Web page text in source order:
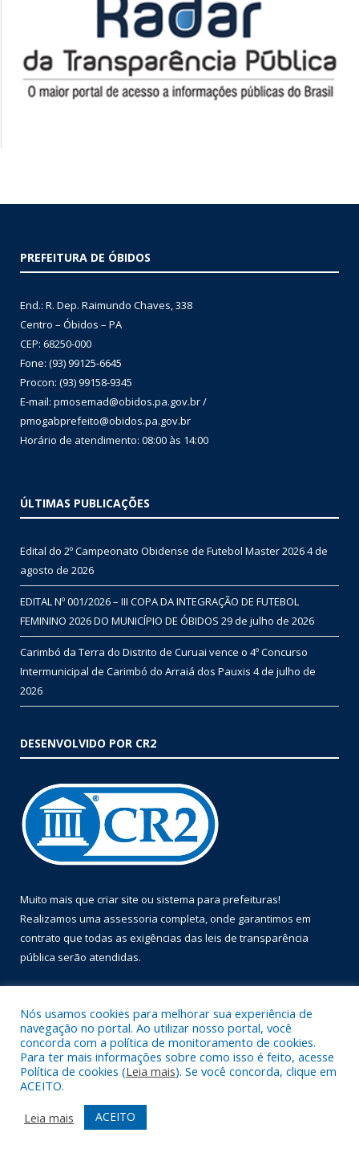
PREFEITURA DE ÓBIDOS
End.: R. Dep. Raimundo Chaves, 338
Centro – Óbidos – PA
CEP: 68250-000
Fone: (93) 99125-6645
Procon: (93) 99158-9345
E-mail: pmosemad@obidos.pa.gov.br /
pmogabprefeito@obidos.pa.gov.br
Horário de atendimento: 08:00 às 14:00
ÚLTIMAS PUBLICAÇÕES
Edital do 2º Campeonato Obidense de Futebol Master 20264 de
agosto de 2026
EDITAL Nº 001/2026 – III COPA DA INTEGRAÇÃO DE FUTEBOL
FEMININO 2026 DO MUNICÍPIO DE ÓBIDOS 29 de julho de 2026
Carimbó da Terra do Distrito de Curuai vence o 4º Concurso
Intermunicipal de Carimbó do Arraiá dos Pauxis 4 de julho de
2026
DESENVOLVIDO POR CR2
Muito mais que criar site ou sistema para prefeituras!
Realizamos uma assessoria completa, onde garantimos em
contrato que todas as exigências das leis de transparência
pública serão atendidas.
Todos os direitos reservados a Prefeitura Municipal de Óbidos.
Mapa do Site
Acessar Área Administrativa
Acessar Webmail
Nós usamos cookies para melhorar sua experiência de
navegação no portal. Ao utilizar nosso portal, você
concorda com a política de monitoramento de cookies.
Para ter mais informações sobre como isso é feito, acesse
Política de cookies (Leia mais). Se você concorda, clique em
ACEITO.
Leia mais
ACEITO